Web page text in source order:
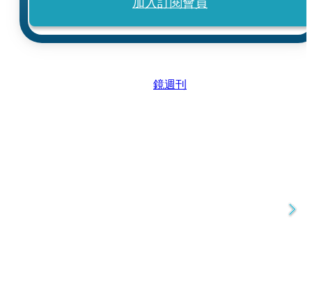
鏡週刊